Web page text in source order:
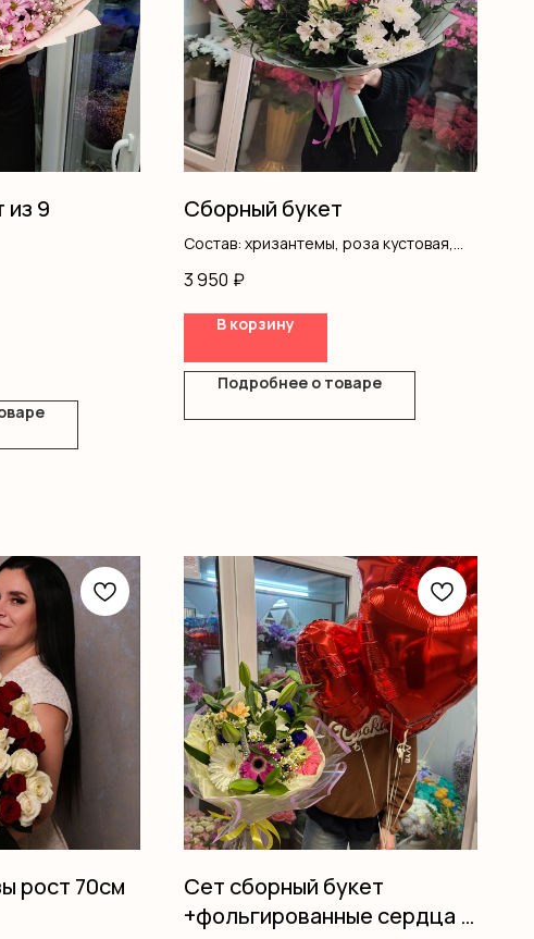
из 9
Сборный букет
Состав: хризантемы, роза кустовая,
3 950 ₽
В корзину
Подробнее о товаре
рост 70см
Сет сборный букет
+фольгированные сердца 5